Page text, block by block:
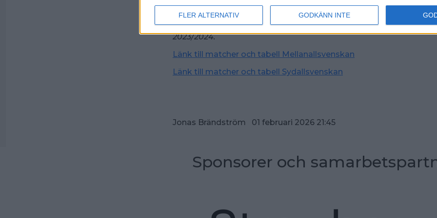
FLER ALTERNATIV GODKÄNN INTE
Bildtext: Arkivbild från när Ludvika BK spelade Elitserien
2023/2024.
Länk till matcher och tabell Mellanallsvenskan
Länk till matcher och tabell Sydallsvenskan
Jonas Brändström 01 februari 2026 21:45
Sponsorer och